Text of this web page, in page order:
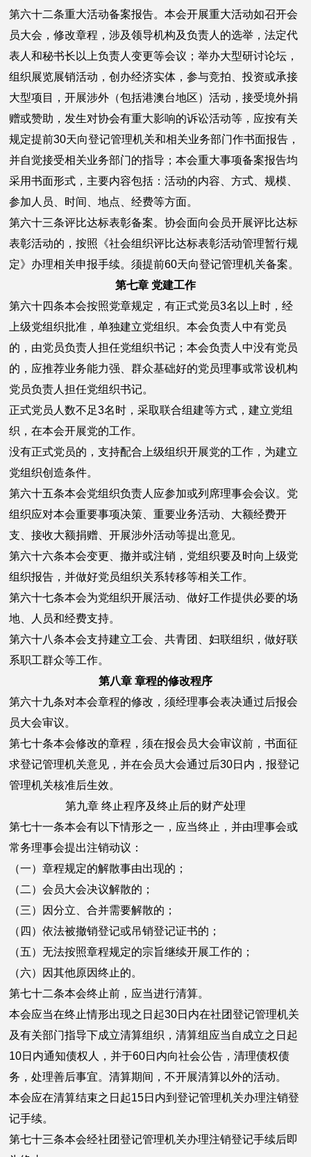
第六十二条重大活动备案报告。本会开展重大活动如召开会
员大会，修改章程，涉及领导机构及负责人的选举，法定代
表人和秘书长以上负责人变更等会议；举办大型研讨论坛，
组织展览展销活动，创办经济实体，参与竞拍、投资或承接
大型项目，开展涉外（包括港澳台地区）活动，接受境外捐
赠或赞助，发生对协会有重大影响的诉讼活动等，应按有关
规定提前30天向登记管理机关和相关业务部门作书面报告，
并自觉接受相关业务部门的指导；本会重大事项备案报告均
采用书面形式，主要内容包括：活动的内容、方式、规模、
参加人员、时间、地点、经费等方面。
第六十三条评比达标表彰备案。协会面向会员开展评比达标
表彰活动的，按照《社会组织评比达标表彰活动管理暂行规
定》办理相关申报手续。须提前60天向登记管理机关备案。
第七章 党建工作
第六十四条本会按照党章规定，有正式党员3名以上时，经
上级党组织批准，单独建立党组织。本会负责人中有党员
的，由党员负责人担任党组织书记；本会负责人中没有党员
的，应推荐业务能力强、群众基础好的党员理事或常设机构
党员负责人担任党组织书记。
正式党员人数不足3名时，采取联合组建等方式，建立党组
织，在本会开展党的工作。
没有正式党员的，支持配合上级组织开展党的工作，为建立
党组织创造条件。
第六十五条本会党组织负责人应参加或列席理事会会议。党
组织应对本会重要事项决策、重要业务活动、大额经费开
支、接收大额捐赠、开展涉外活动等提出意见。
第六十六条本会变更、撤并或注销，党组织要及时向上级党
组织报告，并做好党员组织关系转移等相关工作。
第六十七条本会为党组织开展活动、做好工作提供必要的场
地、人员和经费支持。
第六十八条本会支持建立工会、共青团、妇联组织，做好联
系职工群众等工作。
第八章 章程的修改程序
第六十九条对本会章程的修改，须经理事会表决通过后报会
员大会审议。
第七十条本会修改的章程，须在报会员大会审议前，书面征
求登记管理机关意见，并在会员大会通过后30日内，报登记
管理机关核准后生效。
第九章 终止程序及终止后的财产处理
第七十一条本会有以下情形之一，应当终止，并由理事会或
常务理事会提出注销动议：
（一）章程规定的解散事由出现的；
（二）会员大会决议解散的；
（三）因分立、合并需要解散的；
（四）依法被撤销登记或吊销登记证书的；
（五）无法按照章程规定的宗旨继续开展工作的；
（六）因其他原因终止的。
第七十二条本会终止前，应当进行清算。
本会应当在终止情形出现之日起30日内在社团登记管理机关
及有关部门指导下成立清算组织，清算组应当自成立之日起
10日内通知债权人，并于60日内向社会公告，清理债权债
务，处理善后事宜。清算期间，不开展清算以外的活动。
本会应在清算结束之日起15日内到登记管理机关办理注销登
记手续。
第七十三条本会经社团登记管理机关办理注销登记手续后即